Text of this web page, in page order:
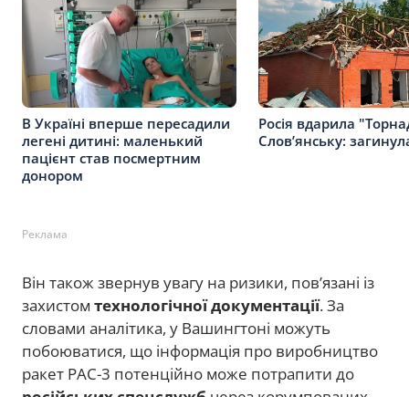
В Україні вперше пересадили
легені дитині: маленький
пацієнт став посмертним
донором
Росія вдарила
Слов’янську:
Реклама
Він також звернув увагу на ризики, пов’язані із
захистом технологічної документації. За
словами аналітика, у Вашингтоні можуть
побоюватися, що інформація про виробництво
ракет PAC-3 потенційно може потрапити до